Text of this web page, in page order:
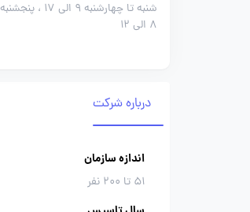
8 الی 12
درباره شرکت
اندازه سازمان
51 تا 200 نفر